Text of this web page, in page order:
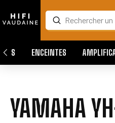
Search
Submit
ENCEINTES
YAMAHA